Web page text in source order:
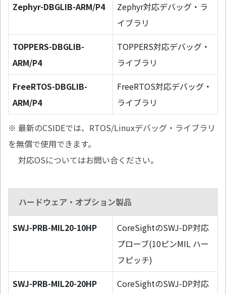
Zephyr-DBGLIB-ARM/P4
Zephyr対応デバッグ・ラ
イブラリ
TOPPERS-DBGLIB-
ARM/P4
TOPPERS対応デバッグ・
ライブラリ
FreeRTOS-DBGLIB-
ARM/P4
FreeRTOS対応デバッグ・
ライブラリ
※ 最新のCSIDEでは、RTOS/Linuxデバッグ・ライブラリ
を無償で使用できます。
対応OSについてはお問い合ください。
ハードウェア・オプション製品
SWJ-PRB-MIL20-10HP
CoreSightのSWJ-DP対応
プローブ(10ピンMIL ハー
フピッチ)
SWJ-PRB-MIL20-20HP
CoreSightのSWJ-DP対応